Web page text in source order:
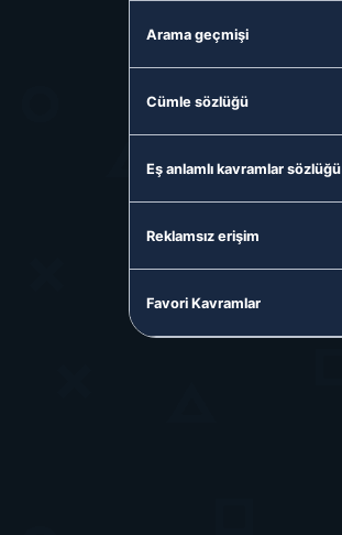
Arama geçmişi
Cümle sözlüğü
Eş anlamlı kavramlar sözlüğü
Reklamsız erişim
Favori Kavramlar